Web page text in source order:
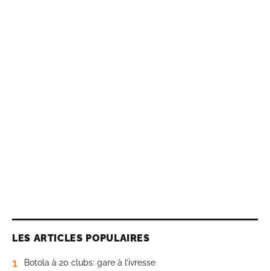
LES ARTICLES POPULAIRES
1 Botola à 20 clubs: gare à l’ivresse